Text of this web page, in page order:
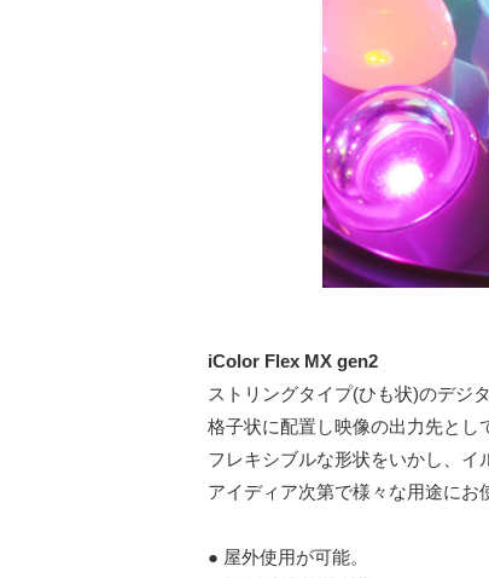
iColor Flex MX gen2
ストリングタイプ(ひも状)のデジ
格子状に配置し映像の出力先とし
フレキシブルな形状をいかし、イ
アイディア次第で様々な用途にお
● 屋外使用が可能。